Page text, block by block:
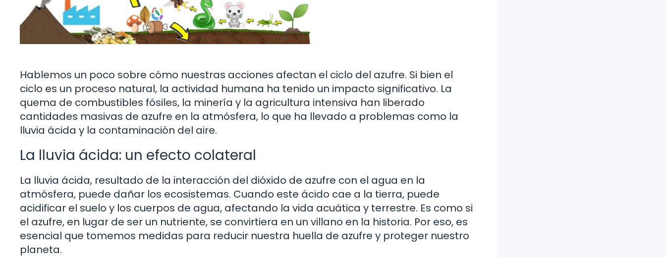
Hablemos un poco sobre cómo nuestras acciones afectan el ciclo del azufre. Si bien el
ciclo es un proceso natural, la actividad humana ha tenido un impacto significativo. La
quema de combustibles fósiles, la minería y la agricultura intensiva han liberado
cantidades masivas de azufre en la atmósfera, lo que ha llevado a problemas como la
lluvia ácida y la contaminación del aire.
La lluvia ácida: un efecto colateral
La lluvia ácida, resultado de la interacción del dióxido de azufre con el agua en la
atmósfera, puede dañar los ecosistemas. Cuando este ácido cae a la tierra, puede
acidificar el suelo y los cuerpos de agua, afectando la vida acuática y terrestre. Es como si
el azufre, en lugar de ser un nutriente, se convirtiera en un villano en la historia. Por eso, es
esencial que tomemos medidas para reducir nuestra huella de azufre y proteger nuestro
planeta.